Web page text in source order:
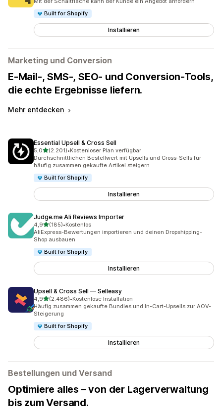
Built for Shopify
Installieren
Marketing und Conversion
E-Mail-, SMS-, SEO- und Conversion-Tools,
die echte Ergebnisse liefern.
Mehr entdecken
Essential Upsell & Cross Sell
5,0von 5 Sternen
(2.201)
2201 Rezensionen insgesamt
•Kostenloser Plan verfügbar
Durchschnittlichen Bestellwert mit Upsells und Cross-Sells für
häufig zusammen gekaufte Artikel steigern
Built for Shopify
Installieren
Judge.me Ali Reviews Importer
4,9von 5 Sternen
(185)
185 Rezensionen insgesamt
•Kostenlos
AliExpress-Bewertungen importieren und deinen Dropshipping-
Shop ausbauen
Built for Shopify
Installieren
Upsell & Cross Sell — Selleasy
4,9von 5 Sternen
(2.486)
2486 Rezensionen insgesamt
•Kostenlose Installation
Häufig zusammen gekaufte Bundles und In-Cart-Upsells zur AOV-
Steigerung
Built for Shopify
Installieren
Bestellungen und Versand
Optimiere alles – von der Lagerverwaltung
bis zum Versand.